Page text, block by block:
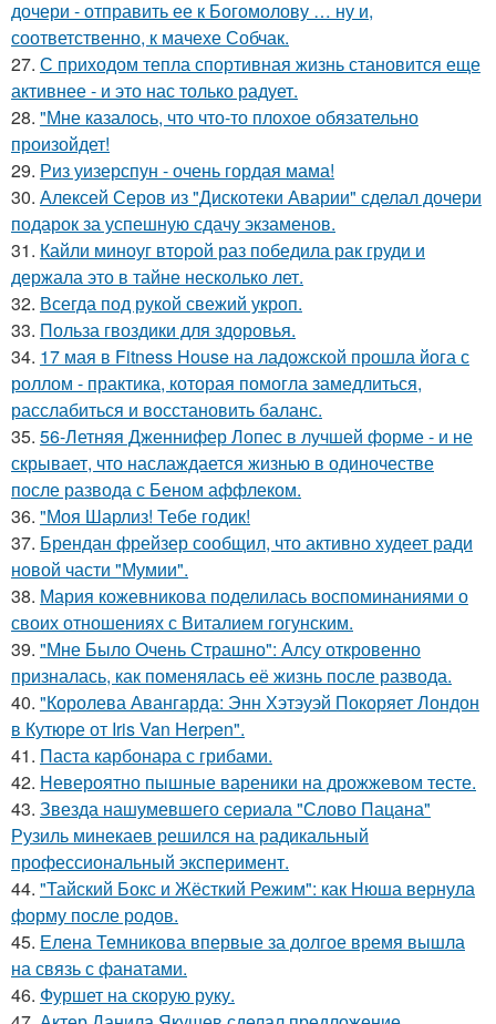
дочери - отправить ее к Богомолову … ну и,
соответственно, к мачехе Собчак.
27. С приходом тепла спортивная жизнь становится еще
активнее - и это нас только радует.
28. "Мне казалось, что что-то плохое обязательно
произойдет!
29. Риз уизерспун - очень гордая мама!
30. Алексей Серов из "Дискотеки Аварии" сделал дочери
подарок за успешную сдачу экзаменов.
31. Кайли миноуг второй раз победила рак груди и
держала это в тайне несколько лет.
32. Всегда под рукой свежий укроп.
33. Польза гвоздики для здоровья.
34. 17 мая в Fitness House на ладожской прошла йога с
роллом - практика, которая помогла замедлиться,
расслабиться и восстановить баланс.
35. 56-Летняя Дженнифер Лопес в лучшей форме - и не
скрывает, что наслаждается жизнью в одиночестве
после развода с Беном аффлеком.
36. "Моя Шарлиз! Тебе годик!
37. Брендан фрейзер сообщил, что активно худеет ради
новой части "Мумии".
38. Мария кожевникова поделилась воспоминаниями о
своих отношениях с Виталием гогунским.
39. "Мне Было Очень Страшно": Алсу откровенно
призналась, как поменялась её жизнь после развода.
40. "Королева Авангарда: Энн Хэтэуэй Покоряет Лондон
в Кутюре от Iris Van Herpen".
41. Паста карбонара с грибами.
42. Невероятно пышные вареники на дрожжевом тесте.
43. Звезда нашумевшего сериала "Слово Пацана"
Рузиль минекаев решился на радикальный
профессиональный эксперимент.
44. "Тайский Бокс и Жёсткий Режим": как Нюша вернула
форму после родов.
45. Елена Темникова впервые за долгое время вышла
на связь с фанатами.
46. Фуршет на скорую руку.